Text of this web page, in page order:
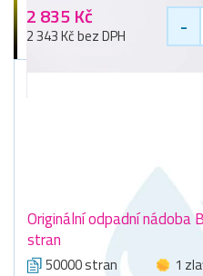
2 835 Kč
2 343 Kč bez DPH -
Originální odpadní
stran
50000 stran
1